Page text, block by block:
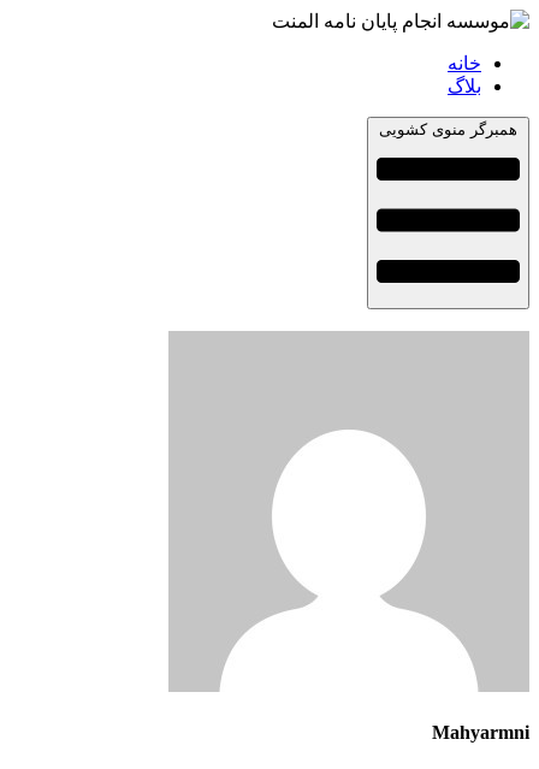
خانه
بلاگ
همبرگر منوی کشویی
Mahyarmni